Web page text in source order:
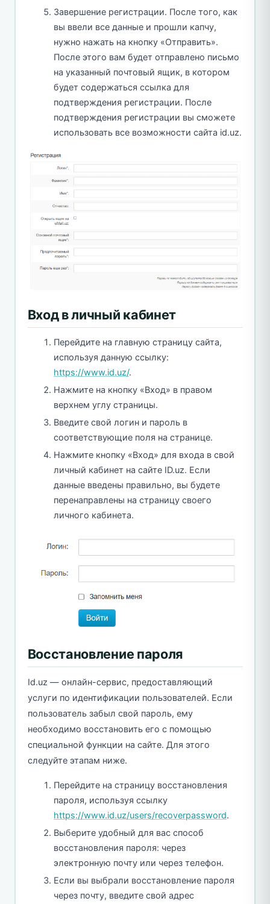
Завершение регистрации. После того, как
вы ввели все данные и прошли капчу,
нужно нажать на кнопку «Отправить».
После этого вам будет отправлено письмо
на указанный почтовый ящик, в котором
будет содержаться ссылка для
подтверждения регистрации. После
подтверждения регистрации вы сможете
использовать все возможности сайта id.uz.
Вход в личный кабинет
Перейдите на главную страницу сайта,
используя данную ссылку:
https://www.id.uz/.
Нажмите на кнопку «Вход» в правом
верхнем углу страницы.
Введите свой логин и пароль в
соответствующие поля на странице.
Нажмите кнопку «Вход» для входа в свой
личный кабинет на сайте ID.uz. Если
данные введены правильно, вы будете
перенаправлены на страницу своего
личного кабинета.
Восстановление пароля
Id.uz — онлайн-сервис, предоставляющий
услуги по идентификации пользователей. Если
пользователь забыл свой пароль, ему
необходимо восстановить его с помощью
специальной функции на сайте. Для этого
следуйте этапам ниже.
Перейдите на страницу восстановления
пароля, используя ссылку
https://www.id.uz/users/recoverpassword.
Выберите удобный для вас способ
восстановления пароля: через
электронную почту или через телефон.
Если вы выбрали восстановление пароля
через почту, введите свой адрес